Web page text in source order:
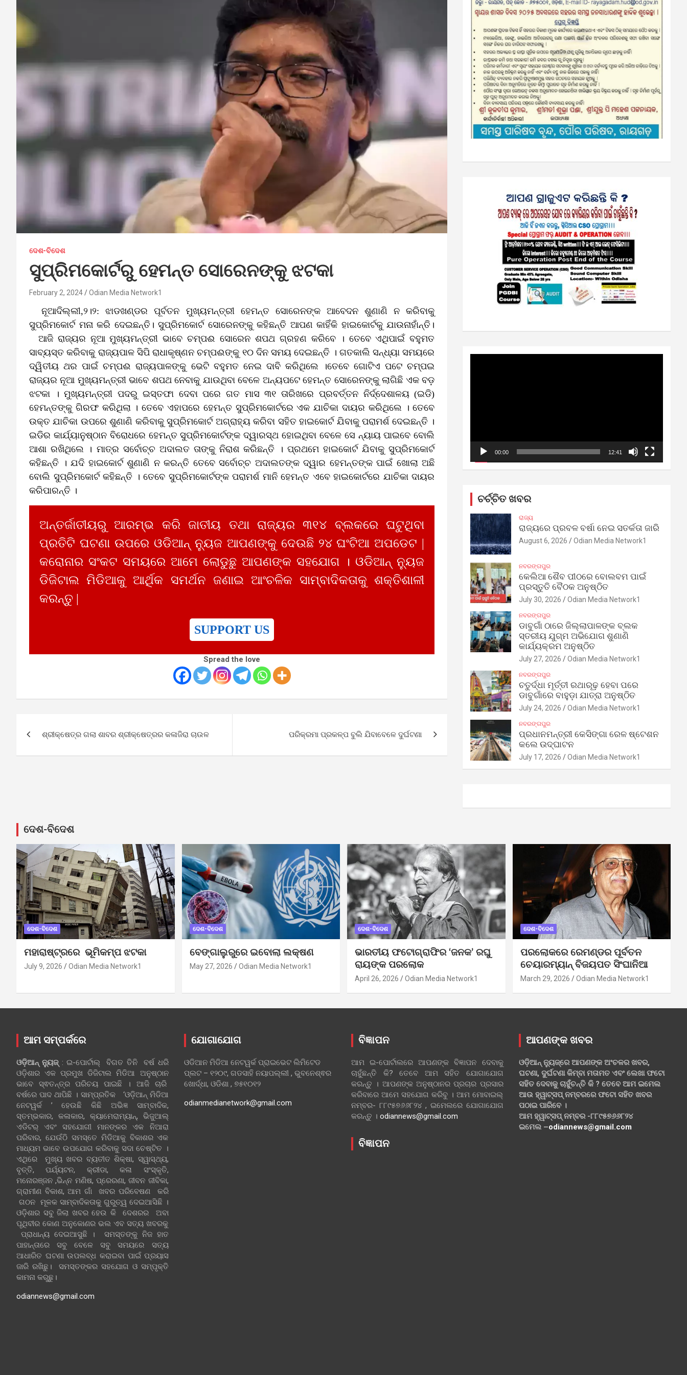
ଦେଶ-ବିଦେଶ
ସୁପ୍ରିମକୋର୍ଟରୁ ହେମନ୍ତ ସୋରେନଙ୍କୁ ଝଟକା
February 2, 2024 Odian Media Network1
ନୂଆଦିଲ୍ଲୀ,୨।୨: ଝାଡଖଣ୍ଡର ପୂର୍ବତନ ମୁଖ୍ୟମନ୍ତ୍ରୀ ହେମନ୍ତ ସୋରେନଙ୍କ ଆବେଦନ ଶୁଣାଣି ନ କରିବାକୁ
ସୁପ୍ରିମକୋର୍ଟ ମନା କରି ଦେଇଛନ୍ତି। ସୁପ୍ରିମକୋର୍ଟ ସୋରେନଙ୍କୁ କହିଛନ୍ତି ଆପଣ କାହିଁକି ହାଇକୋର୍ଟକୁ ଯାଉନାହାଁନ୍ତି।
ଆଜି ରାଜ୍ୟର ନୂଆ ମୁଖ୍ୟମନ୍ତ୍ରୀ ଭାବେ ଚମ୍ପଈ ସୋରେନ ଶପଥ ଗ୍ରହଣ କରିବେ । ତେବେ ଏଥିପାଇଁ ବହୁମତ
ସାବ୍ୟସ୍ତ କରିବାକୁ ରାଜ୍ୟପାଳ ସିପି ରାଧାକୃଷ୍ଣନ ଚମ୍ପଈଙ୍କୁ ୧୦ ଦିନ ସମୟ ଦେଇଛନ୍ତି । ଗତକାଲି ସନ୍ଧ୍ୟା ସମୟରେ
ଦ୍ୱିତୀୟ ଥର ପାଇଁ ଚମ୍ପଈ ରାଜ୍ୟପାଳଙ୍କୁ ଭେଟି ବହୁମତ ନେଇ ଦାବି କରିଥିଲେ ।ତେବେ ଗୋଟିଏ ପଟେ ଚମ୍ପଇ
ରାଜ୍ୟର ନୂଆ ମୁଖ୍ୟମନ୍ତ୍ରୀ ଭାବେ ଶପଥ ନେବାକୁ ଯାଉଥିବା ବେଳେ ଅନ୍ୟପଟେ ହେମନ୍ତ ସୋରେନଙ୍କୁ ଲାଗିଛି ଏକ ବଡ଼
ଝଟକା । ମୁଖ୍ୟମନ୍ତ୍ରୀ ପଦରୁ ଇସ୍ତଫା ଦେବା ପରେ ଗତ ମାସ ୩୧ ତାରିଖରେ ପ୍ରବର୍ତ୍ତନ ନିର୍ଦ୍ଦେଶାଳୟ (ଇଡି)
ହେମନ୍ତଙ୍କୁ ଗିରଫ କରିଥିଲା । ତେବେ ଏହାପରେ ହେମନ୍ତ ସୁପ୍ରିମକୋର୍ଟରେ ଏକ ଯାଚିକା ଦାୟର କରିଥିଲେ । ତେବେ
ଉକ୍ତ ଯାଚିକା ଉପରେ ଶୁଣାଣି କରିବାକୁ ସୁପ୍ରିମକୋର୍ଟ ଅଗ୍ରାହ୍ୟ କରିବା ସହିତ ହାଇକୋର୍ଟ ଯିବାକୁ ପରାମର୍ଶ ଦେଇଛନ୍ତି ।
ଇଡିର କାର୍ଯ୍ୟାନୁଷ୍ଠାନ ବିରୋଧରେ ହେମନ୍ତ ସୁପ୍ରିମକୋର୍ଟଙ୍କ ଦ୍ୱାରସ୍ଥ ହୋଇଥିବା ବେଳେ ସେ ନ୍ୟାୟ ପାଇବେ ବୋଲି
ଆଶା ରଖିଥିଲେ । ମାତ୍ର ସର୍ବୋଚ୍ଚ ଅଦାଲତ ତାଙ୍କୁ ନିରାଶ କରିଛନ୍ତି । ପ୍ରଥମେ ହାଇକୋର୍ଟ ଯିବାକୁ ସୁପ୍ରିମକୋର୍ଟ
କହିଛନ୍ତି । ଯଦି ହାଇକୋର୍ଟ ଶୁଣାଣି ନ କରନ୍ତି ତେବେ ସର୍ବୋଚ୍ଚ ଅଦାଲତଙ୍କ ଦ୍ୱାର ହେମନ୍ତଙ୍କ ପାଇଁ ଖୋଲା ଅଛି
ବୋଲି ସୁପ୍ରିମକୋର୍ଟ କହିଛନ୍ତି । ତେବେ ସୁପ୍ରିମକୋର୍ଟଙ୍କ ପରାମର୍ଶ ମାନି ହେମନ୍ତ ଏବେ ହାଇକୋର୍ଟରେ ଯାଚିକା ଦାୟର
କରିପାରନ୍ତି ।
ଅନ୍ତର୍ଜାତୀୟରୁ ଆରମ୍ଭ କରି ଜାତୀୟ ତଥା ରାଜ୍ୟର ୩୧୪ ବ୍ଲକରେ ଘଟୁଥିବା
ପ୍ରତିଟି ଘଟଣା ଉପରେ ଓଡିଆନ୍ ନ୍ୟୁଜ ଆପଣଙ୍କୁ ଦେଉଛି ୨୪ ଘଂଟିଆ ଅପଡେଟ |
କରୋନାର ସଂକଟ ସମୟରେ ଆମେ ଲୋଡୁଛୁ ଆପଣଙ୍କ ସହଯୋଗ । ଓଡିଆନ୍ ନ୍ୟୁଜ
ଡିଜିଟାଲ ମିଡିଆକୁ ଆର୍ଥିକ ସମର୍ଥନ ଜଣାଇ ଆଂଚଳିକ ସାମ୍ବାଦିକତାକୁ ଶକ୍ତିଶାଳୀ
କରନ୍ତୁ |
SUPPORT US
Spread the love
navigation
ଶ୍ରୀକ୍ଷେତ୍ର ଗଲା ଶାବର ଶ୍ରୀକ୍ଷେତ୍ରର କଳାଜିରା ଚାଉଳ ପରିକ୍ରମା ପ୍ରକଳ୍ପ ବୁଲି ଯିବାବେଳେ ଦୁର୍ଘଟଣା
00:00 12:41
ଚର୍ଚ୍ଚିତ ଖବର
ରାଜ୍ୟ
ରାଜ୍ୟରେ ପ୍ରବଳ ବର୍ଷା ନେଇ ସତର୍କତା ଜାରି
August 6, 2026 Odian Media Network1
ନବରଙ୍ଗପୁର
କେଲିଆ ଶୈବ ପୀଠରେ ବୋଲବମ ପାଇଁ
ପ୍ରସ୍ତୁତି ବୈଠକ ଅନୁଷ୍ଠିତ
July 30, 2026 Odian Media Network1
ନବରଙ୍ଗପୁର
ଡାବୁଗାଁ ଠାରେ ଜିଲ୍ଲାପାଳଙ୍କ ବ୍ଲକ
ସ୍ତରୀୟ ଯୁଗ୍ମ ଅଭିଯୋଗ ଶୁଣାଣି
କାର୍ଯ୍ୟକ୍ରମ ଅନୁଷ୍ଠିତ
July 27, 2026 Odian Media Network1
ନବରଙ୍ଗପୁର
ଚତୁର୍ଦ୍ଧା ମୂର୍ତ୍ତୀ ରଥାରୂଢ଼ ହେବା ପରେ
ଡାବୁଗାଁରେ ବାହୁଡ଼ା ଯାତ୍ରା ଅନୁଷ୍ଠିତ
July 24, 2026 Odian Media Network1
ନବରଙ୍ଗପୁର
ପ୍ରଧାନମନ୍ତ୍ରୀ କେସିଙ୍ଗା ରେଳ ଷ୍ଟେଶନ
କଲେ ଉଦ୍‌ଘାଟନ
July 17, 2026 Odian Media Network1
ଦେଶ-ବିଦେଶ
ଦେଶ-ବିଦେଶ
ମହାରାଷ୍ଟ୍ରରେ ଭୂମିକମ୍ପ ଝଟକା
July 9, 2026 Odian Media Network1
ଦେଶ-ବିଦେଶ
ବେଙ୍ଗାଲୁରୁରେ ଇବୋଲା ଲକ୍ଷଣ
May 27, 2026 Odian Media Network1
ଦେଶ-ବିଦେଶ
ଭାରତୀୟ ଫଟୋଗ୍ରାଫିର ‘ଜନକ’ ରଘୁ
ରାୟଙ୍କ ପରଲୋକ
April 26, 2026 Odian Media Network1
ଦେଶ-ବିଦେଶ
ପରଲୋକରେ ରେମଣ୍ଡର ପୂର୍ବତନ
ଚେୟାରମ୍ୟାନ୍ ବିଜୟପତ ସିଂଘାନିଆ
March 29, 2026 Odian Media Network1
ଆମ ସମ୍ପର୍କରେ
ଓଡ଼ିଆନ୍‍ ନ୍ୟୁଜ୍‍: ଇ-ପୋର୍ଟାଲ୍ ବିଗତ ତିନି ବର୍ଷ ଧରି
ଓଡ଼ିଶାର ଏକ ପ୍ରମୁଖ ଡିଜିଟାଲ ମିଡିଆ ଅନୁଷ୍ଠାନ
ଭାବେ ସ୍ଵତନ୍ତ୍ର ପରିଚୟ ପାଇଛି । ଆଜି ଚାରି
ବର୍ଷରେ ପାଦ ଥାପିଛି । ସାମ୍ପ୍ରତିକ ‘ଓଡ଼ିଆନ୍‍ ମିଡିଆ
ନେଟୱର୍କ ’ ହେଉଛି କିଛି ଅଭିଜ୍ଞ ସାମ୍ବାଦିକ,
ସ୍ତମ୍ଭକାର, କଳାକାର, କ୍ୟାମେରାମ୍ୟାନ୍, ଭିଜୁଆଲ୍
ଏଡିଟର୍ ଏବଂ ସହଯୋଗୀ ମାନଙ୍କର ଏକ ନିଆରା
ପରିବାର, ଯେଉଁଠି ସମସ୍ତେ ମିଡିଆକୁ ବିକାଶର ଏକ
ମାଧ୍ୟମ ଭାବେ ଉପଯୋଗ କରିବାକୁ ସଦା ଚେଷ୍ଟିତ ।
ଏଥିରେ ମୁଖ୍ୟ ଖବର ବ୍ୟତୀତ ଶିକ୍ଷା, ସ୍ୱାସ୍ଥ୍ୟ,
ବୃତ୍ତି, ପର୍ଯ୍ୟଟନ, କ୍ରୀଡା, କଳା ସଂସ୍କୃତି,
ମନୋରଞ୍ଜନ ,ଭିନ୍ନ ମଣିଷ, ପ୍ରେରଣା, ଜୀବନ ଜୀବିକା,
ଗ୍ରାମୀଣ ବିକାଶ, ଆମ ଗାଁ ଖବର ପରିବେଷଣ କରି
ଗଠନ ମୂଳକ ସାମ୍ବାଦିକତାକୁ ଗୁରୁତ୍ୱ ଦେଇଆସିଛି ।
ଓଡ଼ିଶାର ସବୁ ଜିଲା ଖବର ହେଉ କି ଦେଶରର ଅବା
ପୃଥିବୀର କୋଣ ଅନୁକୋଣର ଭଲ ଏବ ସତ୍ୟ ଖବରକୁ
ପ୍ରାଧାନ୍ୟ ଦେଇଆସୁଛି । ସମସ୍ତଙ୍କୁ ନିଜ ହାତ
ପାହାନ୍ତାରେ ସବୁ ବେଳେ ସବୁ ସମୟରେ ସତ୍ୟ
ଆଧାରିତ ଘଟଣା ଉପଲବ୍ଧ କରାଇବା ପାଇଁ ପ୍ରୟାସ
ଜାରି ରଖିଛୁ। ସମସ୍ତଙ୍କର ସହଯୋଗ ଓ ସମ୍ପୃକ୍ତି
କାମନା କରୁଛୁ।
odiannews@gmail.com
ଯୋଗାଯୋଗ
ଓଡିଆନ ମିଡିଆ ନେଟୱର୍କ ପ୍ରାଇଭେଟ ଲିମିଟେଡ
ପ୍ଲଟ – ୧୨୦୯, ଗଡସାହି ନୟାପଲ୍ଲୀ , ଭୁବନେଶ୍ଵର
ଖୋର୍ଦ୍ଧା, ଓଡିଶା , ୭୫୧୦୧୨
odianmedianetwork@gmail.com
ବିଜ୍ଞାପନ
ଆମ ଇ-ପୋର୍ଟାଲରେ ଆପଣଙ୍କ ବିଜ୍ଞାପନ ଦେବାକୁ
ଚାହୁଁଛନ୍ତି କି? ତେବେ ଆମ ସହିତ ଯୋଗାଯୋଗ
କରନ୍ତୁ । ଆପଣଙ୍କ ଅନୁଷ୍ଠାନର ପ୍ରଚାର ପ୍ରସାର
କରିବାରେ ଆମେ ସହଯୋଗ କରିବୁ । ଆମ ମୋବାଇଲ୍
ନମ୍ବର- ୮୮୯୫୭୬୬୮୨୪ , ଇମେଲରେ ଯୋଗାଯୋଗ
କରନ୍ତୁ । odiannews@gmail.com
ବିଜ୍ଞାପନ
ଆପଣଙ୍କ ଖବର
ଓଡ଼ିଆନ୍ ନ୍ୟୁଜ୍‌ରେ ଆପଣଙ୍କ ଅଂଚଳର ଖବର,
ଘଟଣା, ଦୁର୍ଘଟଣା କିମ୍ବା ମତାମତ ଏବଂ ଲେଖା ଫଟୋ
ସହିତ ଦେବାକୁ ଚାହୁଁଚନ୍ତି କି ? ତେବେ ଆମ ଇମେଲ
ଆଉ ହ୍ୱାଟ୍‌ସପ୍ ନମ୍ବରରେ ଫଟୋ ସହିତ ଖବର
ପଠାଇ ପାରିବେ ।
ଆମ ହ୍ୱାଟ୍‌ସପ୍ ନମ୍ବର -୮୮୯୫୭୬୬୮୨୪
ଇମେଲ –odiannews@gmail.com